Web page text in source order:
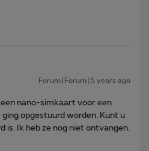
Forum|Forum|5 years ago
nano-simkaart voor een
opgestuurd worden. Kunt u
is. Ik heb ze nog niet ontvangen.